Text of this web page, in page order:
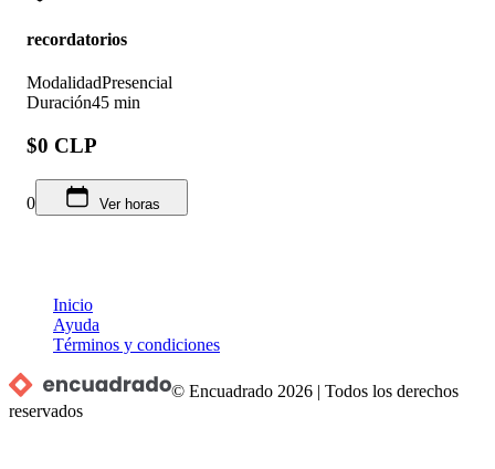
recordatorios
ModalidadPresencial
Duración45 min
$0 CLP
0 Ver horas
Inicio
Ayuda
Términos y condiciones
© Encuadrado 2026 |Todos los derechos
reservados